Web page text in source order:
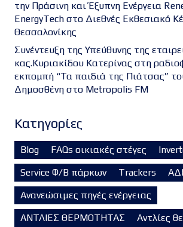
την Πράσινη και Έξυπνη Ενέργεια
EnergyTech στο Διεθνές Εκθεσιακό
Θεσσαλονίκης
Συνέντευξη της Υπεύθυνης της
κας.Κυριακίδου Κατερίνας στη
εκπομπή “Τα παιδιά της Πιάτσας”
Δημοσθένη στο Metropolis FM
Kατηγορίες
Blog FAQs οικιακές στέγες
Service Φ/Β πάρκων
Trackers
Ανανεώσιμες πηγές ενέργειας
ΑΝΤΛΙΕΣ ΘΕΡΜΟΤΗΤΑΣ
Αντλίες